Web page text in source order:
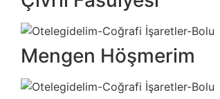
Mengen Höşmerim